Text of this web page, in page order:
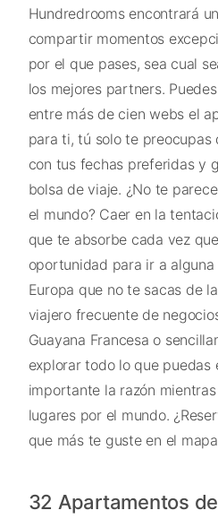
Hundredrooms encontrará
compartir momentos
por el que pases, sea cual
los mejores partners.
entre más de cien webs el
para ti, tú solo te preocupas
con tus fechas preferidas y
bolsa de viaje. ¿No te
el mundo? Caer en la
que te absorbe cada vez
oportunidad para ir a
Europa que no te sacas de
viajero frecuente de
Guayana Francesa o
explorar todo lo que puedas
importante la razón
lugares por el mundo.
que más te guste en el
32 Apartamentos